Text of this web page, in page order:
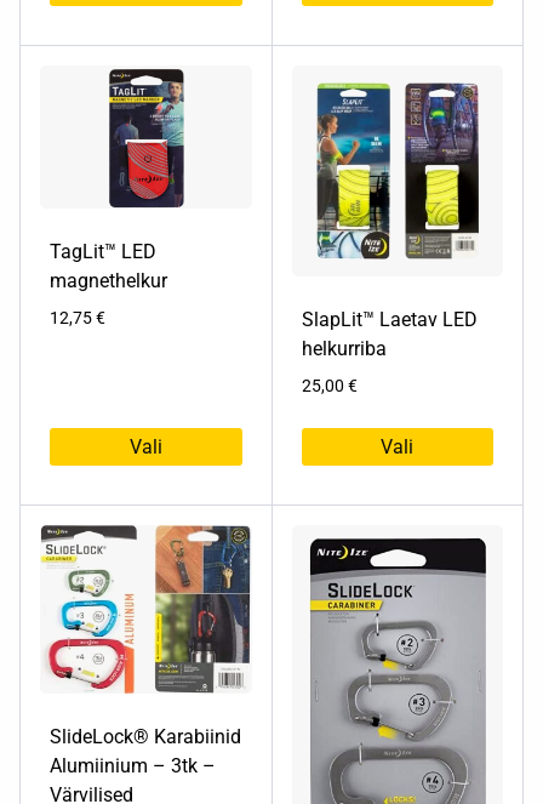
tootel
mitu
varianti.
Valikuid
saab
teha
tootelehel.
TagLit™ LED
magnethelkur
12,75€
Vali
tootel
on
mitu
varianti.
Valikuid
saab
teha
SlapLit™ Laetav LED
helkurriba
25,00 €
Vali
tootel
on
mitu
varianti.
Valikuid
teha
tootelehel.
SlideLock® Karabiinid
Alumiinium – 3tk –
Värvilised